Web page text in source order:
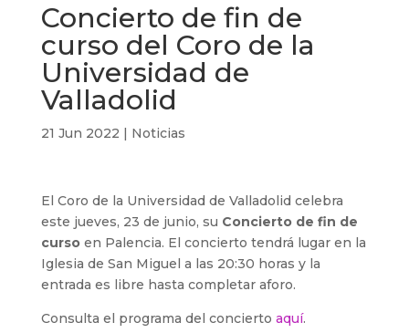
Concierto de fin de
curso del Coro de la
Universidad de
Valladolid
21 Jun 2022 | Noticias
El Coro de la Universidad de Valladolid celebra
este jueves, 23 de junio, su Concierto de fin de
cursoen Palencia. El concierto tendrá lugar en la
Iglesia de San Miguel a las 20:30 horas y la
entrada es libre hasta completar aforo.
Consulta el programa del concierto aquí.